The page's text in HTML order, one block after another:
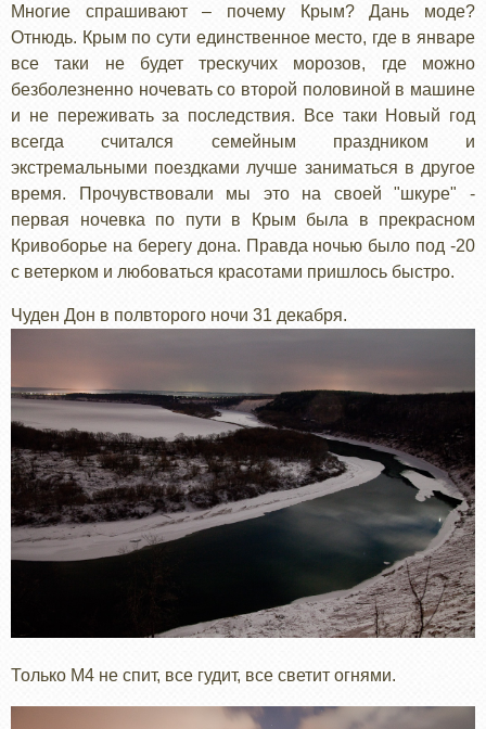
Многие спрашивают – почему Крым? Дань моде?
Отнюдь. Крым по сути единственное место, где в январе
все таки не будет трескучих морозов, где можно
безболезненно ночевать со второй половиной в машине
и не переживать за последствия. Все таки Новый год
всегда считался семейным праздником и
экстремальными поездками лучше заниматься в другое
время. Прочувствовали мы это на своей "шкуре" -
первая ночевка по пути в Крым была в прекрасном
Кривоборье на берегу дона. Правда ночью было под -20
с ветерком и любоваться красотами пришлось быстро.
Чуден Дон в полвторого ночи 31 декабря.
Только М4 не спит, все гудит, все светит огнями.